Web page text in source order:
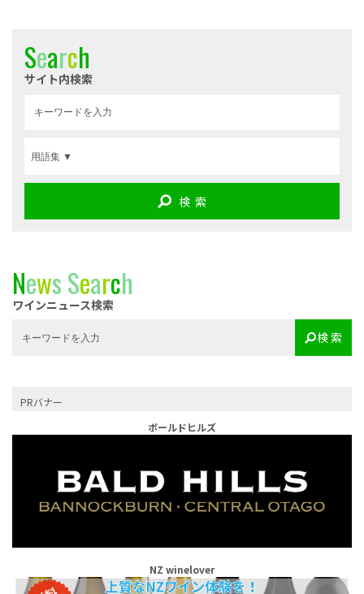
Search
サイト内検索
検 索
NewsSearch
ワインニュース検索
検 索
PRバナー
ボールドヒルズ
NZ winelover